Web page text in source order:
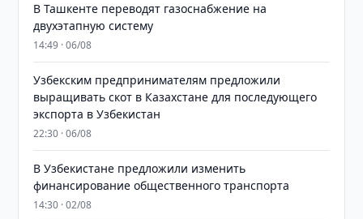
В Ташкенте переводят газоснабжение на
двухэтапную систему
14:49 · 06/08
Узбекским предпринимателям предложили
выращивать скот в Казахстане для последующего
экспорта в Узбекистан
22:30 · 06/08
В Узбекистане предложили изменить
финансирование общественного транспорта
14:30 · 02/08